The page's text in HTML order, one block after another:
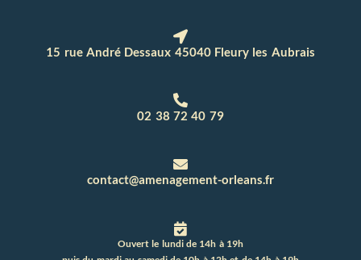
15 rue André Dessaux 45040 Fleury les Aubrais
02 38 72 40 79
contact@amenagement-orleans.fr
Ouvert le lundi de 14h à 19h